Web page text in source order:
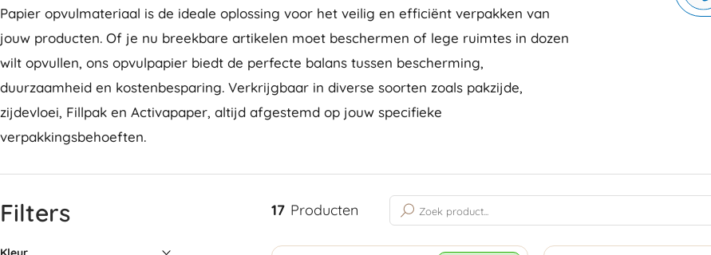
Papier opvulmateriaal is de ideale oplossing voor het veilig en efficiënt verpakken van
jouw producten. Of je nu breekbare artikelen moet beschermen of lege ruimtes in dozen
wilt opvullen, ons opvulpapier biedt de perfecte balans tussen bescherming,
duurzaamheid en kostenbesparing. Verkrijgbaar in diverse soorten zoals pakzijde,
zijdevloei, Fillpak en Activapaper, altijd afgestemd op jouw specifieke
verpakkingsbehoeften.
Filters 17 Producten Gesorteerd